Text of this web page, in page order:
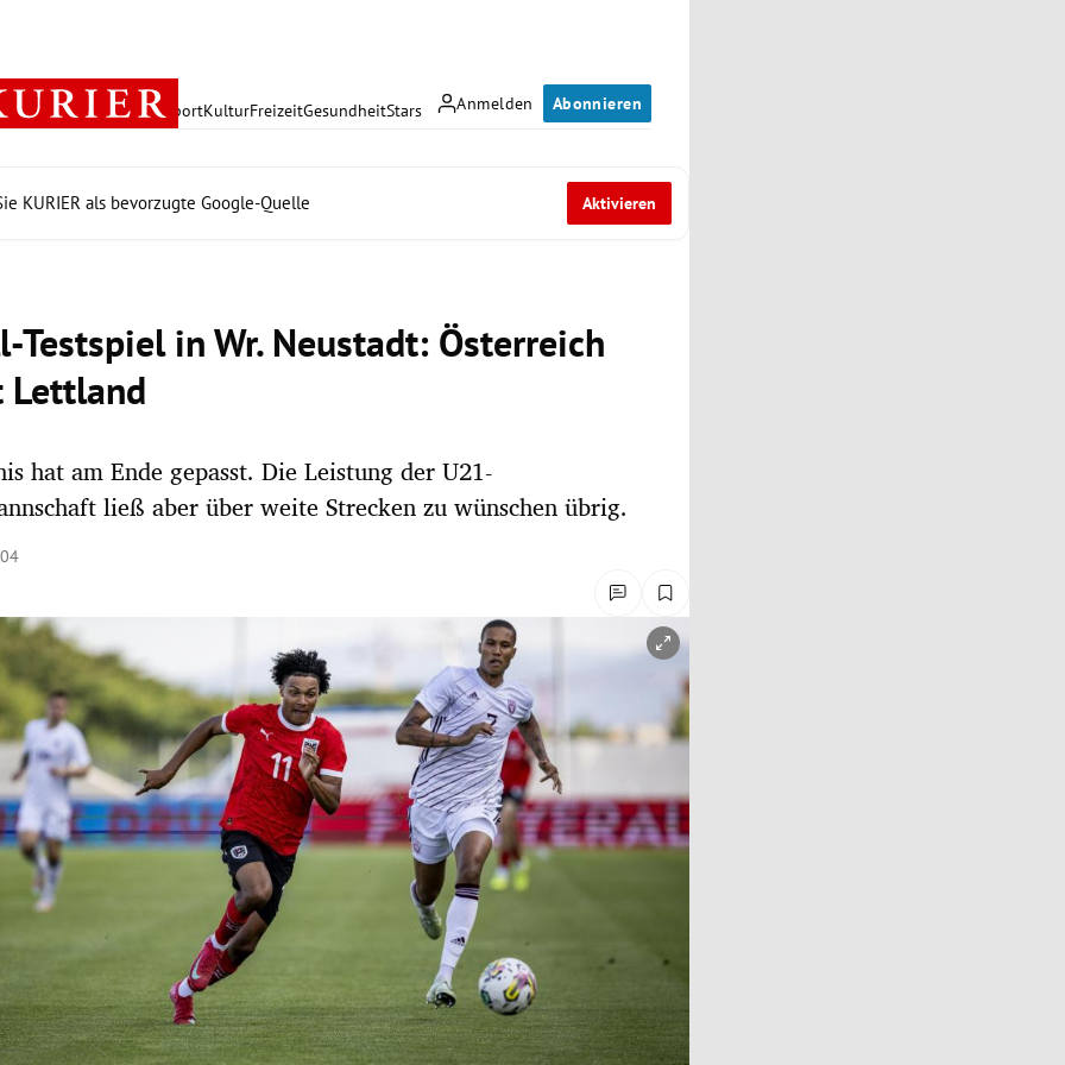
Anmelden Abonnieren
PolitikWirtschaft SportKulturFreizeitGesundheitStars
KURIER als bevorzugte Google-Quelle Aktivieren
Testspiel in Wr. Neustadt: Österreich
Lettland
hat am Ende gepasst. Die Leistung der U21-
ließ aber über weite Strecken zu wünschen übrig.
öffnen/schließen